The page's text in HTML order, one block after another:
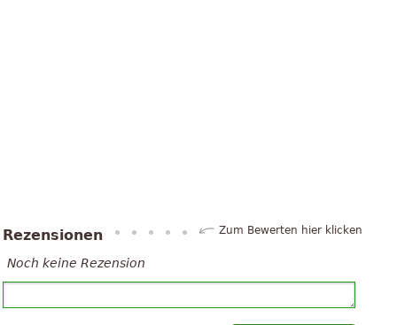
Rezensionen Zum Bewerten hier klicken
Noch keine Rezension